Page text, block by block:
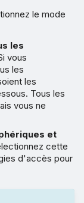
le mode
les
vous
les
les
Tous les
vous ne
et
cette
d'accès pour